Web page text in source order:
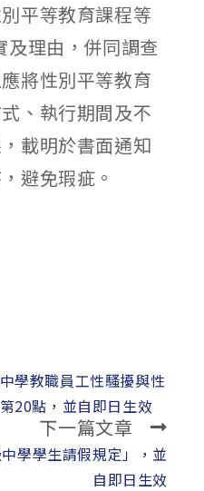
平等教育課程等
及理由，併同調查
將性別平等教育
、執行期間及不
載明於書面通知
避免瑕疵。
學教職員工性騷擾與性
20點，並自即日生效
下一篇文章
學學生請假規定」，並
自即日生效